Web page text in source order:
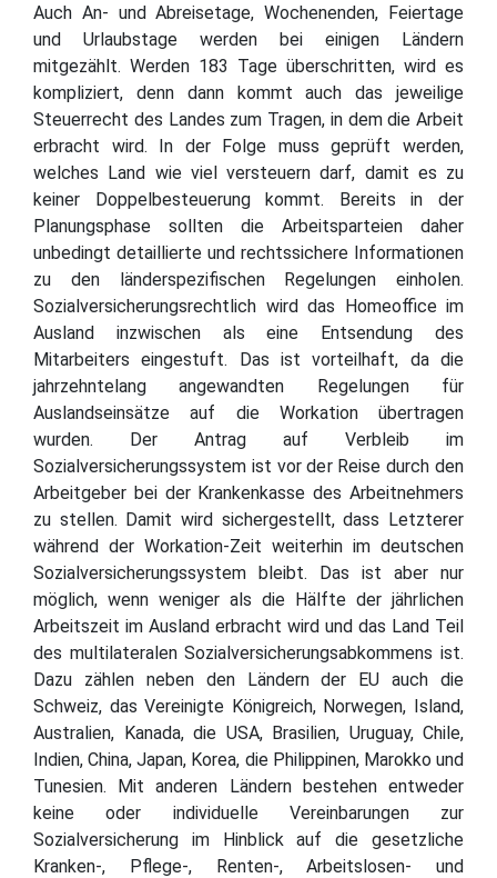
Auch An- und Abreisetage, Wochenenden, Feiertage
und Urlaubstage werden bei einigen Ländern
mitgezählt. Werden 183 Tage überschritten, wird es
kompliziert, denn dann kommt auch das jeweilige
Steuerrecht des Landes zum Tragen, in dem die Arbeit
erbracht wird. In der Folge muss geprüft werden,
welches Land wie viel versteuern darf, damit es zu
keiner Doppelbesteuerung kommt. Bereits in der
Planungsphase sollten die Arbeitsparteien daher
unbedingt detaillierte und rechtssichere Informationen
zu den länderspezifischen Regelungen einholen.
Sozialversicherungsrechtlich wird das Homeoffice im
Ausland inzwischen als eine Entsendung des
Mitarbeiters eingestuft. Das ist vorteilhaft, da die
jahrzehntelang angewandten Regelungen für
Auslandseinsätze auf die Workation übertragen
wurden. Der Antrag auf Verbleib im
Sozialversicherungssystem ist vor der Reise durch den
Arbeitgeber bei der Krankenkasse des Arbeitnehmers
zu stellen. Damit wird sichergestellt, dass Letzterer
während der Workation-Zeit weiterhin im deutschen
Sozialversicherungssystem bleibt. Das ist aber nur
möglich, wenn weniger als die Hälfte der jährlichen
Arbeitszeit im Ausland erbracht wird und das Land Teil
des multilateralen Sozialversicherungsabkommens ist.
Dazu zählen neben den Ländern der EU auch die
Schweiz, das Vereinigte Königreich, Norwegen, Island,
Australien, Kanada, die USA, Brasilien, Uruguay, Chile,
Indien, China, Japan, Korea, die Philippinen, Marokko und
Tunesien. Mit anderen Ländern bestehen entweder
keine oder individuelle Vereinbarungen zur
Sozialversicherung im Hinblick auf die gesetzliche
Kranken-, Pflege-, Renten-, Arbeitslosen- und